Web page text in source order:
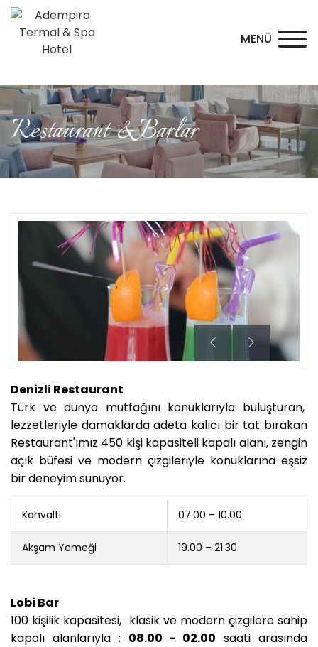
MENÜ
Restaurant & Barlar
Denizli Restaurant
Türk ve dünya mutfağını konuklarıyla buluşturan,
lezzetleriyle damaklarda adeta kalıcı bir tat bırakan
Restaurant'ımız 450 kişi kapasiteli kapalı alanı, zengin
açık büfesi ve modern çizgileriyle konuklarına eşsiz
bir deneyim sunuyor.
Kahvaltı 07.00 – 10.00
Akşam Yemeği 19.00 – 21.30
Lobi Bar
100 kişilik kapasitesi, klasik ve modern çizgilere sahip
kapalı alanlarıyla ; 08.00 - 02.00 saati arasında